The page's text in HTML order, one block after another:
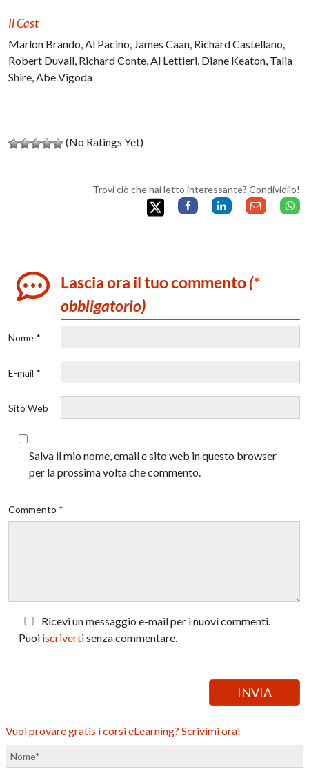
Il Cast
Marlon Brando, Al Pacino, James Caan, Richard Castellano,
Robert Duvall, Richard Conte, Al Lettieri, Diane Keaton, Talia
Shire, Abe Vigoda
(No Ratings Yet)
Trovi ciò che hai letto interessante? Condividilo!
Lascia ora il tuo commento(*
obbligatorio)
Nome *
E-mail *
Sito Web
Salva il mio nome, email e sito web in questo browser
per la prossima volta che commento.
Commento *
Ricevi un messaggio e-mail per i nuovi commenti.
Puoi iscrivertisenza commentare.
Vuoi provare gratis i corsi eLearning? Scrivimi ora!